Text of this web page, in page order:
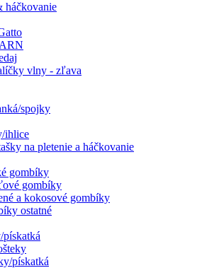
háčkovanie
vlny - zľava
spojky
ihlice
na pletenie a háčkovanie
gombíky
gombíky
a kokosové gombíky
ostatné
pískatká